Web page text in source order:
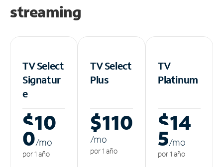
streaming
TV Select
Signatur
e
$10
0/mo
por 1 año
TV Select
Plus
$110
/mo
por 1 año
TV
Platinum
$14
5/mo
por 1 año